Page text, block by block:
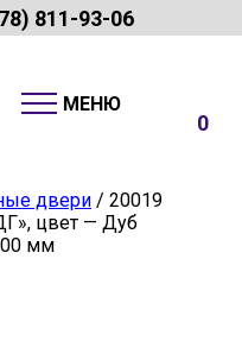
811-93-06
0
двери / 20019
цвет — Дуб
мм